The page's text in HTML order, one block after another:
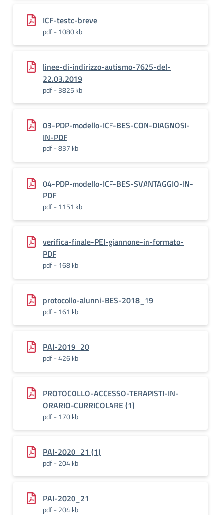
ICF-testo-breve
pdf - 1080 kb
linee-di-indirizzo-autismo-7625-del-
22.03.2019
pdf - 3825 kb
03-PDP-modello-ICF-BES-CON-DIAGNOSI-
IN-PDF
pdf - 837 kb
04-PDP-modello-ICF-BES-SVANTAGGIO-IN-
PDF
pdf - 1151 kb
verifica-finale-PEI-giannone-in-formato-
PDF
pdf - 168 kb
protocollo-alunni-BES-2018_19
pdf - 161 kb
PAI-2019_20
pdf - 426 kb
PROTOCOLLO-ACCESSO-TERAPISTI-IN-
ORARIO-CURRICOLARE (1)
pdf - 170 kb
PAI-2020_21 (1)
pdf - 204 kb
PAI-2020_21
pdf - 204 kb